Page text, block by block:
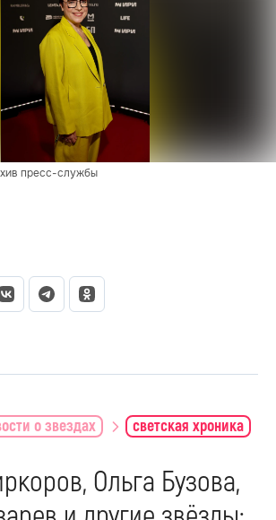
пресс-службы
о звездах светская хроника
Ольга Бузова,